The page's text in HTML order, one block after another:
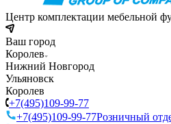
Центр комплектации мебельной
Ваш город
Королев
Нижний Новгород
Ульяновск
Королев
+7(495)109-99-77
+7(495)109-99-77Розничный